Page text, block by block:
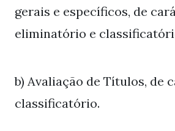
gerais e específicos, de
eliminatório e
b) Avaliação de Títulos, de
classificatório.